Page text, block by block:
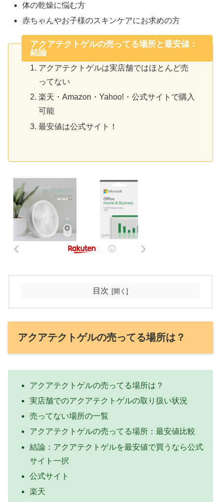
体の乾燥に悩む方
赤ちゃんやお子様のスキンケアにお求めの方
アクアテクトゲルの売ってる場所と最安値：
結論
アクアテクトゲルは実店舗ではほとんど売
ってない
楽天・Amazon・Yahoo!・公式サイトで購入
可能
最安値は公式サイト！
目次
アクアテクトゲルの売ってる場所は？
アクアテクトゲルの売ってる場所は？
実店舗でのアクアテクトゲルの取り扱い状況
売ってない場所の一覧
アクアテクトゲルの売ってる場所：最安値比較
結論：アクアテクトゲルを最安値で買うなら公式
サイト一択
公式サイト
楽天